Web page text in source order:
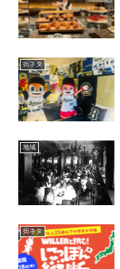
街ネタ
地域
街ネタ